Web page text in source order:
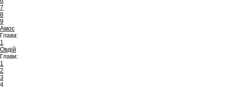
7
8
9
Амос
Глава:
1
Овдій
Глави:
1
2
3
4